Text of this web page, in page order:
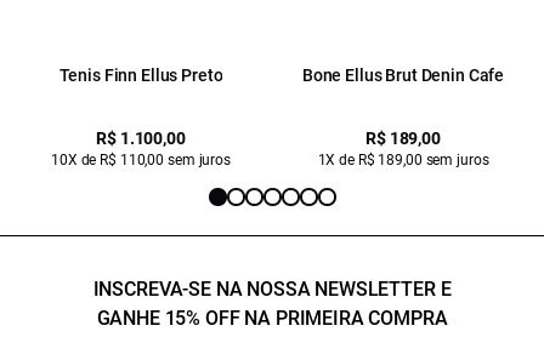
Tenis Finn Ellus Preto
R$ 1.100,00
10X de R$ 110,00 sem juros
Bone Ellus Brut Denin Cafe
R$ 189,00
1X de R$ 189,00 sem juros
INSCREVA-SE NA NOSSA NEWSLETTER E
GANHE 15% OFF NA PRIMEIRA COMPRA